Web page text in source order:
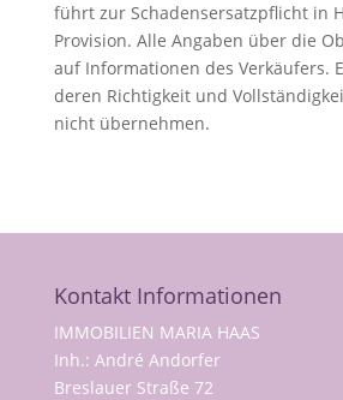
führt zur Schadensersatzpflicht in
Provision. Alle Angaben über die
auf Informationen des Verkäufers.
deren Richtigkeit und
nicht übernehmen.
Kontakt Informationen
IMMOBILIEN MARIA HAAS
Inh.: André Andorfer
Breslauer Straße 72